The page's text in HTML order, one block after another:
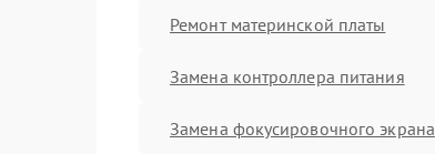
Ремонт материнской платы
Замена контроллера питания
Замена фокусировочного экрана